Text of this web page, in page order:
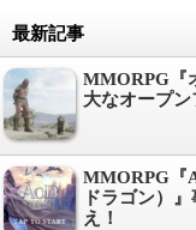
最新記事
MMORPG『
大なオープ
MMORPG『
ドラゴン）
え！